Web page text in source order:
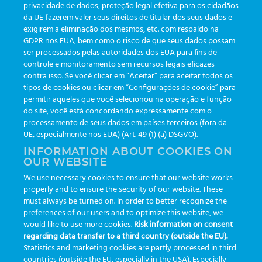
Aktualisierungen(19)
Veranstaltungen(19)
Funktionalitäten(35)
Newsletter (111)
TAGS
auditoria automação
congresso customização dashboard DICQ eficiência
enterprise etrack flebotomista governança clínica
GreinerBioOne greinerbioonebr HL7 IA informação
inovação ISO15189 laboratório novas tecnologias PALC
preanalitica processo de coleta produtividade
privacidade de dados, proteção legal efetiva para os cidadãos
da UE fazerem valer seus direitos de titular dos seus dados e
exigirem a eliminação dos mesmos, etc. com respaldo na
GDPR nos EUA, bem como o risco de que seus dados possam
ser processados pelas autoridades dos EUA para fins de
controle e monitoramento sem recursos legais eficazes
contra isso. Se você clicar em “Aceitar” para aceitar todos os
tipos de cookies ou clicar em “Configurações de cookie” para
permitir aqueles que você selecionou na operação e função
do site, você está concordando expressamente com o
processamento de seus dados em países terceiros (fora da
UE, especialmente nos EUA) (Art. 49 (1) (a) DSGVO).
INFORMATION ABOUT COOKIES ON
OUR WEBSITE
We use necessary cookies to ensure that our website works
properly and to ensure the security of our website. These
must always be turned on. In order to better recognize the
preferences of our users and to optimize this website, we
would like to use more cookies.Risk information on consent
regarding data transfer to a third country (outside the EU).
Statistics and marketing cookies are partly processed in third